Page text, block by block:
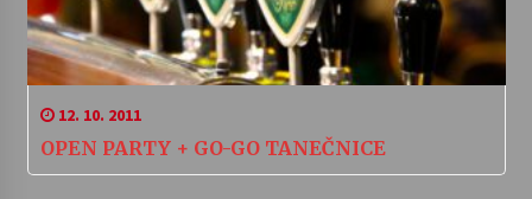
12. 10. 2011
OPEN PARTY + GO-GO TANEČNICE